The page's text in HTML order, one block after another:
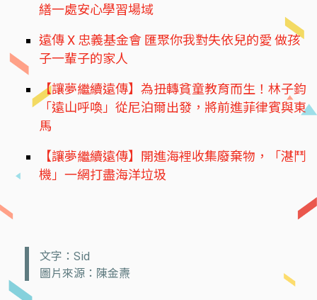
繕一處安心學習場域
遠傳 X 忠義基金會 匯聚你我對失依兒的愛 做孩
子一輩子的家人
【讓夢繼續遠傳】為扭轉貧童教育而生！林子鈞
「遠山呼喚」從尼泊爾出發，將前進菲律賓與東
馬
【讓夢繼續遠傳】開進海裡收集廢棄物，「湛鬥
機」一網打盡海洋垃圾
文字：Sid
圖片來源：陳金燾